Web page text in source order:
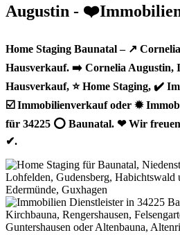
Home Staging Baunatal – ↗️
Hausverkauf. ➡️ Cornelia Augustin,
Hausverkauf, ⭐ Home Staging, ✔️
☑️ Immobilienverkauf oder ✹
für 34225 ⭕ Baunatal. ❤ Wir
✔.